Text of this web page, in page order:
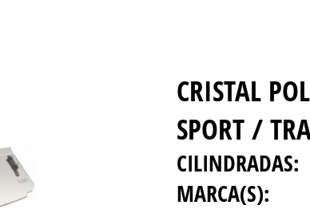
CRISTAL
SPORT /
CILINDRADAS:
MARCA(S):